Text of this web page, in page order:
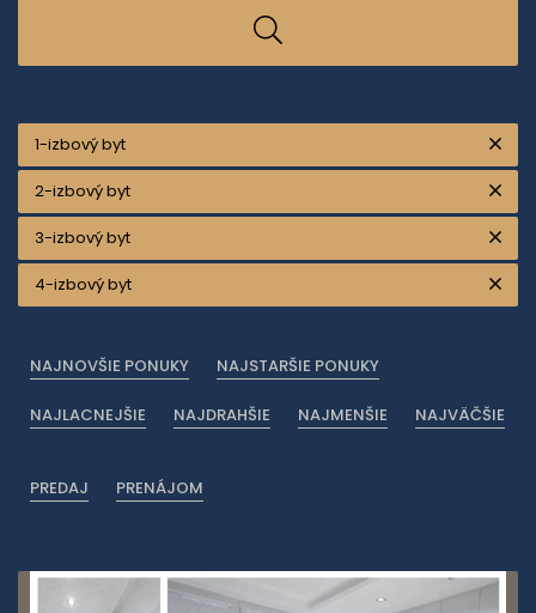
1-izbový byt
2-izbový byt
3-izbový byt
4-izbový byt
NAJNOVŠIE PONUKY NAJSTARŠIE PONUKY
NAJLACNEJŠIE NAJDRAHŠIE NAJMENŠIE NAJVÄČŠIE
PREDAJ PRENÁJOM